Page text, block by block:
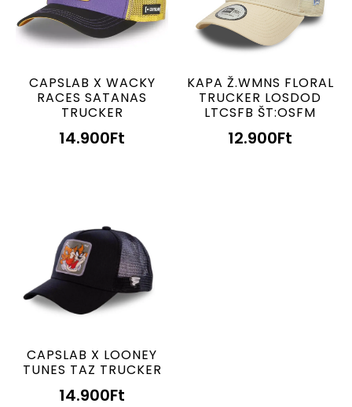
CAPSLAB X WACKY
RACES SATANAS
TRUCKER
14.900Ft
KAPA Ž.WMNS FLORAL
TRUCKER LOSDOD
LTCSFB ŠT:OSFM
12.900Ft
CAPSLAB X LOONEY
TUNES TAZ TRUCKER
14.900Ft